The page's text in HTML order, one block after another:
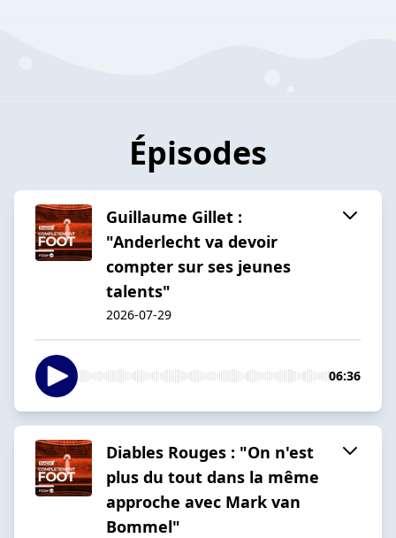
Épisodes
Guillaume Gillet :
"Anderlecht va devoir
compter sur ses jeunes
talents"
2026-07-29
06:36
Diables Rouges : "On n'est
plus du tout dans la même
approche avec Mark van
Bommel"